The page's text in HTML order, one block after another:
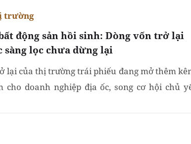
động sản hồi sinh: Dòng vốn trở lại
sàng lọc chưa dừng lại
trường
lại của thị trường trái phiếu đang mở thêm
cho doanh nghiệp địa ốc, song cơ hội chủ